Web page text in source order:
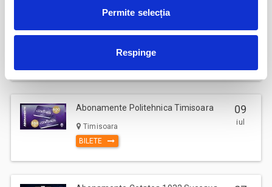
Permite selecția
Respinge
04
Abonamente Politehnica Timisoara
Timisoara
BILETE
09
iul